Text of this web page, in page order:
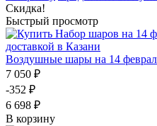
Скидка!
Быстрый просмотр
Воздушные шары на 14
7 050 ₽
-352 ₽
6 698 ₽
В корзину